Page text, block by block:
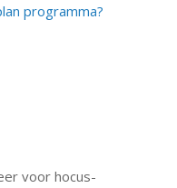
programma?
voor hocus-